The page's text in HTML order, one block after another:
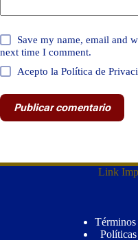
Save my name, email and
next time I comment.
Acepto la Política de
Publicar comentario
Link